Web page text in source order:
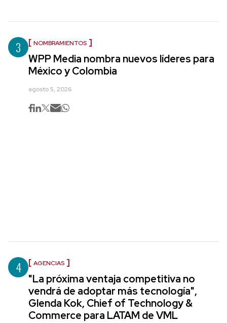
3 NOMBRAMIENTOS
WPP Media nombra nuevos líderes para
México y Colombia
agosto 5, 2026
4 AGENCIAS
"La próxima ventaja competitiva no
vendrá de adoptar más tecnología",
Glenda Kok, Chief of Technology &
Commerce para LATAM de VML